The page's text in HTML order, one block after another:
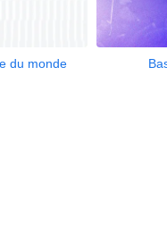
du monde